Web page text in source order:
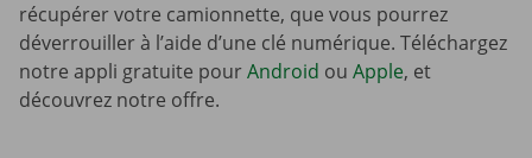
récupérer votre camionnette, que vous pourrez
déverrouiller à l’aide d’une clé numérique. Téléchargez
notre appli gratuite pourAndroid ou Apple, et
découvrez notre offre.